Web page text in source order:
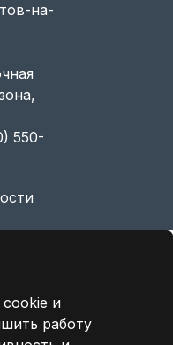
на-
550-
и
работу